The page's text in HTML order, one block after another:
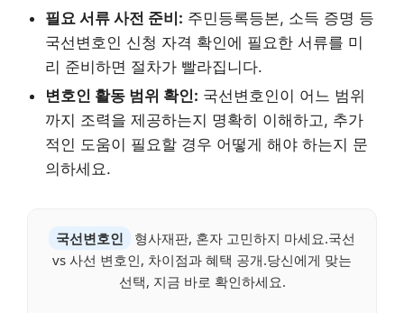
필요 서류 사전 준비: 주민등록등본, 소득 증명 등
국선변호인 신청 자격 확인에 필요한 서류를 미
리 준비하면 절차가 빨라집니다.
변호인 활동 범위 확인: 국선변호인이 어느 범위
까지 조력을 제공하는지 명확히 이해하고, 추가
적인 도움이 필요할 경우 어떻게 해야 하는지 문
의하세요.
국선변호인
형사재판, 혼자 고민하지 마세요.국선
vs 사선 변호인, 차이점과 혜택 공개.당신에게 맞는
선택, 지금 바로 확인하세요.